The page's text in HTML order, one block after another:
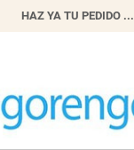
HAZ YA TU PEDIDO ...